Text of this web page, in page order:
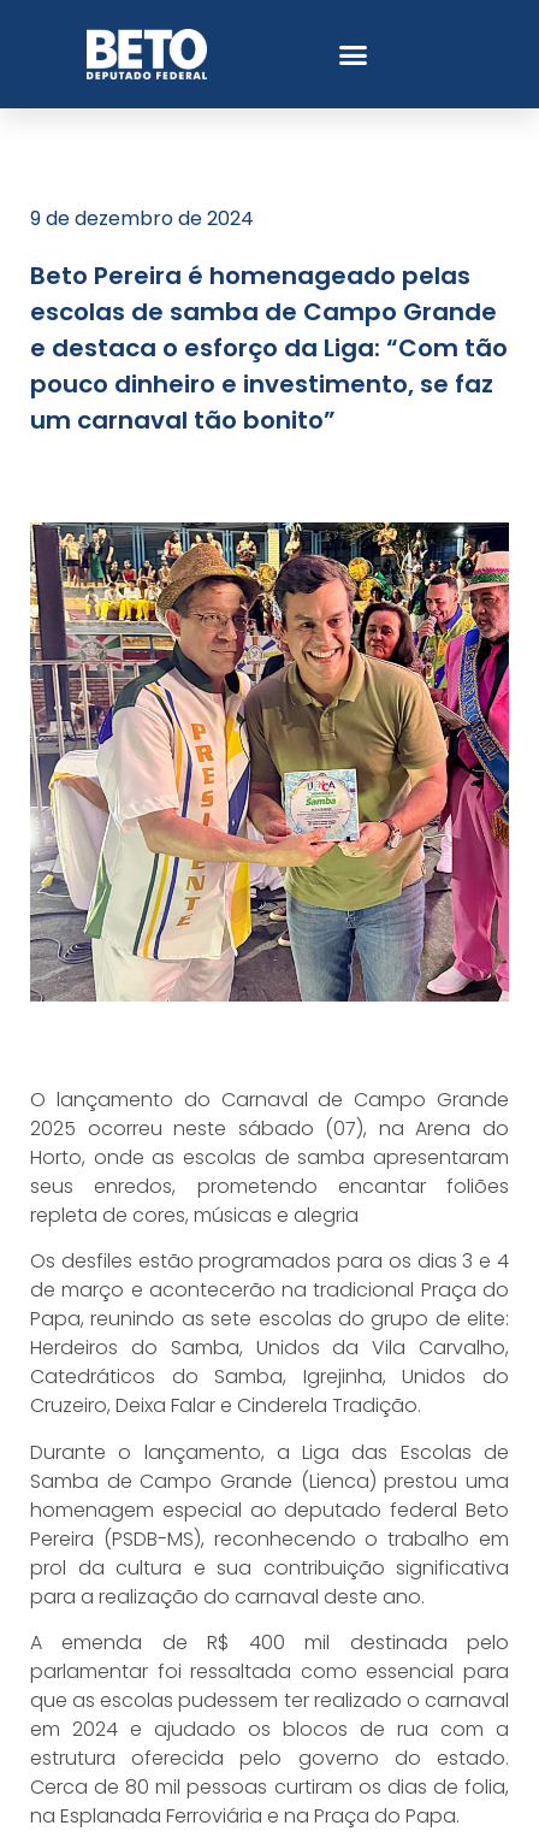
9 de dezembro de 2024
Beto Pereira é homenageado pelas
escolas de samba de Campo Grande
e destaca o esforço da Liga: “Com tão
pouco dinheiro e investimento, se faz
um carnaval tão bonito”
O lançamento do Carnaval de Campo Grande
2025 ocorreu neste sábado (07), na Arena do
Horto, onde as escolas de samba apresentaram
seus enredos, prometendo encantar foliões
repleta de cores, músicas e alegria
Os desfiles estão programados para os dias 3 e 4
de março e acontecerão na tradicional Praça do
Papa, reunindo as sete escolas do grupo de elite:
Herdeiros do Samba, Unidos da Vila Carvalho,
Catedráticos do Samba, Igrejinha, Unidos do
Cruzeiro, Deixa Falar e Cinderela Tradição.
Durante o lançamento, a Liga das Escolas de
Samba de Campo Grande (Lienca) prestou uma
homenagem especial ao deputado federal Beto
Pereira (PSDB-MS), reconhecendo o trabalho em
prol da cultura e sua contribuição significativa
para a realização do carnaval deste ano.
A emenda de R$ 400 mil destinada pelo
parlamentar foi ressaltada como essencial para
que as escolas pudessem ter realizado o carnaval
em 2024 e ajudado os blocos de rua com a
estrutura oferecida pelo governo do estado.
Cerca de 80 mil pessoas curtiram os dias de folia,
na Esplanada Ferroviária e na Praça do Papa.